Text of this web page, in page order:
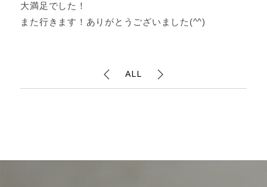
大満足でした！
また行きます！ありがとうございました(^^)
ALL